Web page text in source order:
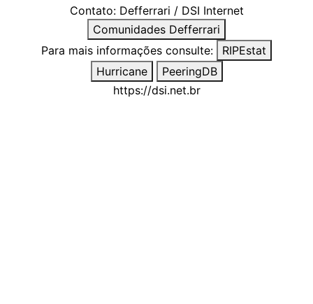
Contato: Defferrari / DSI Internet
Comunidades Defferrari
Para mais informações consulte:
RIPEstat
Hurricane
PeeringDB
https://dsi.net.br